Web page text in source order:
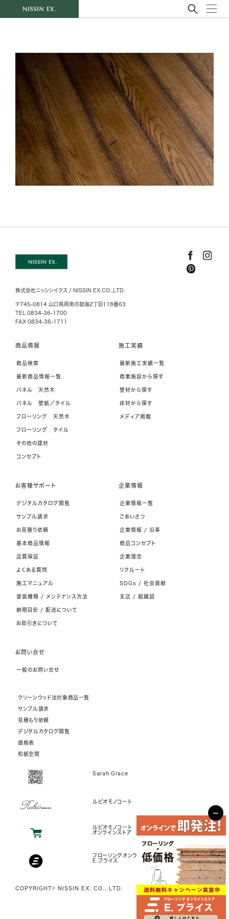
株式会社ニッシンイクス / NISSIN EX.CO.,LTD.
〒745-0814 山口県周南市鼓海2丁目118番63
TEL 0834-36-1700
FAX 0834-36-1711
商品情報
商品検索
最新商品情報一覧
パネル 天然木
パネル 壁紙／タイル
フローリング 天然木
フローリング タイル
その他の建材
コンセプト
施工実績
最新施工実績一覧
商業施設から探す
壁材から探す
床材から探す
メディア掲載
お客様サポート
デジタルカタログ閲覧
サンプル請求
お見積り依頼
基本商品情報
品質保証
よくある質問
施工マニュアル
塗装種類 / メンテナンス方法
納期目安 / 配送について
お取引きについて
企業情報
企業情報一覧
ごあいさつ
企業情報 / 沿革
商品コンセプト
企業理念
リクルート
SDGs / 社会貢献
支店 / 組織図
お問い合せ
一般のお問い合せ
クリーンウッド法対象商品一覧
サンプル請求
見積もり依頼
デジタルカタログ閲覧
価格表
和紙空間
Sarah Grace
ルビオモノコート
ルビオモノコート
オンラインストア
フローリングオンラインストア
E.プライス
COPYRIGHT© NISSIN EX. CO., LTD.
−